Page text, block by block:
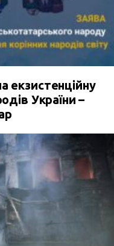
екзистенційну
України –